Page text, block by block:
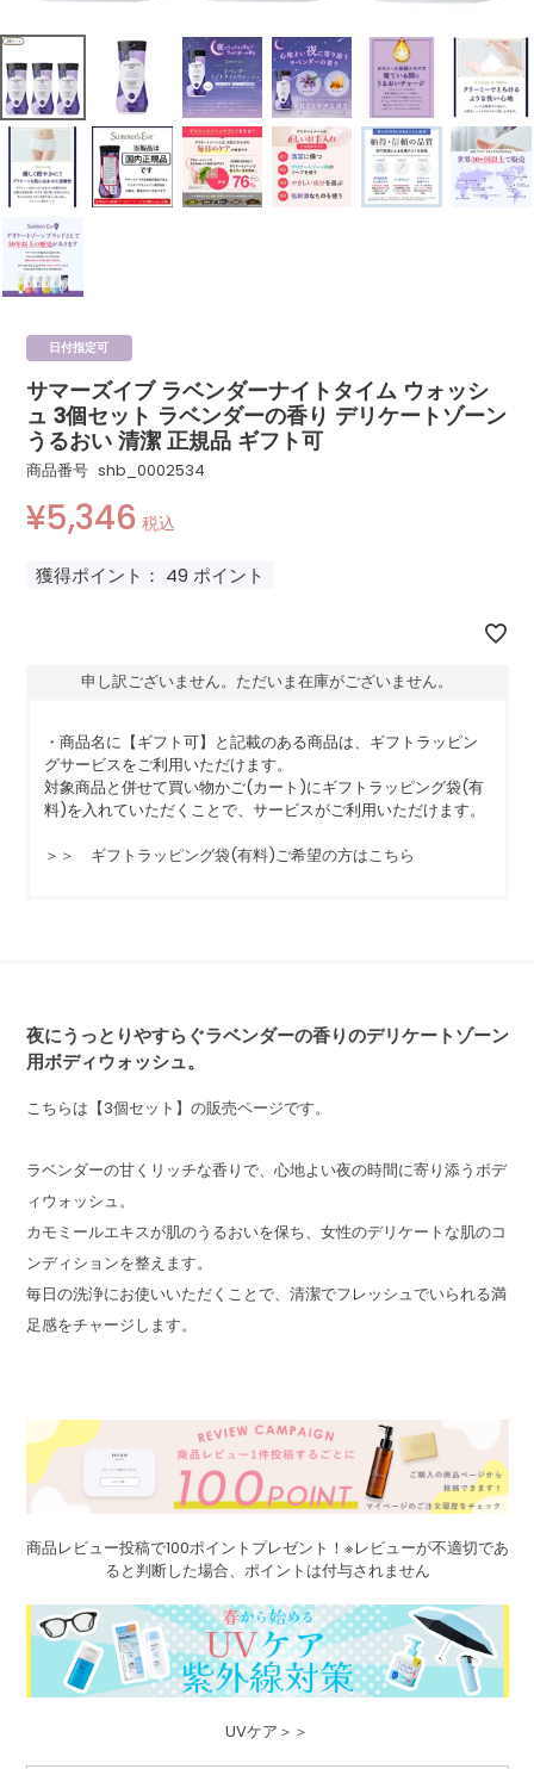
日付指定可
サマーズイブ ラベンダーナイトタイム ウォッシ
ュ 3個セット ラベンダーの香り デリケートゾーン
うるおい 清潔 正規品 ギフト可
商品番号 shb_0002534
¥5,346 税込
獲得ポイント： 49 ポイント
申し訳ございません。ただいま在庫がございません。
・商品名に【ギフト可】と記載のある商品は、ギフトラッピン
グサービスをご利用いただけます。
対象商品と併せて買い物かご(カート)にギフトラッピング袋(有
料)を入れていただくことで、サービスがご利用いただけます。
＞＞ ギフトラッピング袋(有料)ご希望の方はこちら
夜にうっとりやすらぐラベンダーの香りのデリケートゾーン
用ボディウォッシュ。
こちらは【3個セット】の販売ページです。
ラベンダーの甘くリッチな香りで、心地よい夜の時間に寄り添うボデ
ィウォッシュ。
カモミールエキスが肌のうるおいを保ち、女性のデリケートな肌のコ
ンディションを整えます。
毎日の洗浄にお使いいただくことで、清潔でフレッシュでいられる満
足感をチャージします。
商品レビュー投稿で100ポイントプレゼント！※レビューが不適切であ
ると判断した場合、ポイントは付与されません
UVケア＞＞